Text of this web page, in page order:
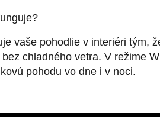
vaše pohodlie v interiéri tým,
chladného vetra. V režime
pohodu vo dne i v noci.